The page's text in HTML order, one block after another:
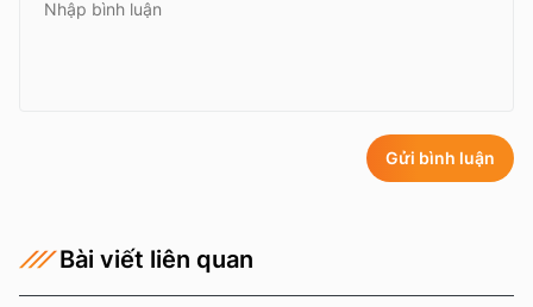
Gửi bình luận
Bài viết liên quan